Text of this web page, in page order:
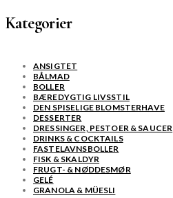
Kategorier
ANSIGTET
BÅLMAD
BOLLER
BÆREDYGTIG LIVSSTIL
DEN SPISELIGE BLOMSTERHAVE
DESSERTER
DRESSINGER, PESTOER & SAUCER
DRINKS & COCKTAILS
FASTELAVNSBOLLER
FISK & SKALDYR
FRUGT- & NØDDESMØR
GELÉ
GRANOLA & MÜESLI